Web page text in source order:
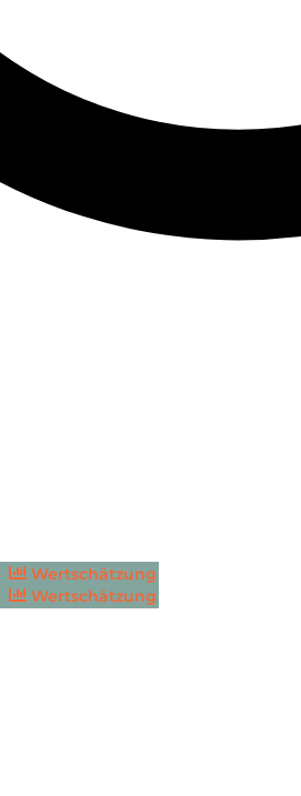
Wertschätzung
Wertschätzung